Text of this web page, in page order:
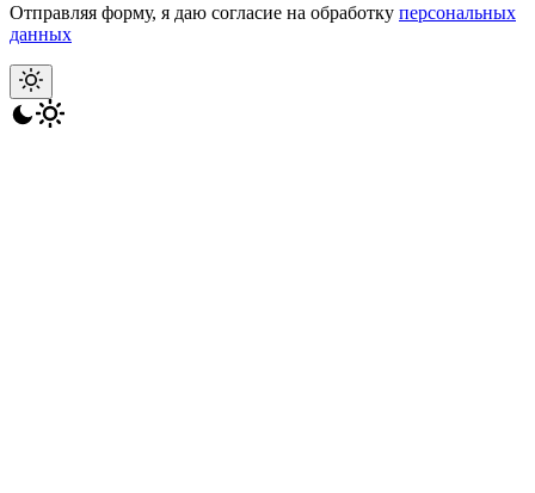
Отправляя форму, я даю согласие на обработку персональных
данных